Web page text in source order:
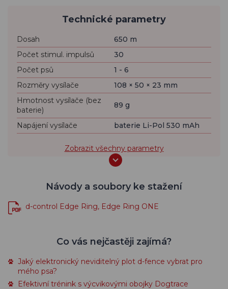
Technické parametry
Dosah
650 m
Počet stimul. impulsů
30
Počet psů
1 - 6
Rozměry vysílače
108 × 50 × 23 mm
Hmotnost vysílače (bez
baterie)
89 g
Napájení vysílače baterie Li-Pol 530 mAh
Zobrazit všechny parametry
Návody a soubory ke stažení
d-control Edge Ring, Edge Ring ONE
Co vás nejčastěji zajímá?
Jaký elektronický neviditelný plot d-fence vybrat pro
mého psa?
Efektivní trénink s výcvikovými obojky Dogtrace